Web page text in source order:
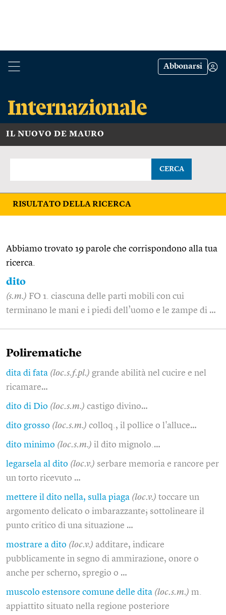
Abbonarsi
IL NUOVO DE MAURO
CERCA
RISULTATO DELLA RICERCA
Abbiamo trovato 19 parole che corrispondono alla tua
ricerca.
dito
(s.m.) FO 1. ciascuna delle parti mobili con cui
terminano le mani e i piedi dell’uomo e le zampe di …
Polirematiche
dita di fata (loc.s.f.pl.) grande abilità nel cucire e nel
ricamare…
dito di Dio (loc.s.m.) castigo divino…
dito grosso (loc.s.m.) colloq., il pollice o l'alluce…
dito minimo (loc.s.m.) il dito mignolo.…
legarsela al dito (loc.v.) serbare memoria e rancore per
un torto ricevuto …
mettere il dito nella, sulla piaga (loc.v.) toccare un
argomento delicato o imbarazzante; sottolineare il
punto critico di una situazione …
mostrare a dito (loc.v.) additare, indicare
pubblicamente in segno di ammirazione, onore o
anche per scherno, spregio o …
muscolo estensore comune delle dita (loc.s.m.) m.
appiattito situato nella regione posteriore